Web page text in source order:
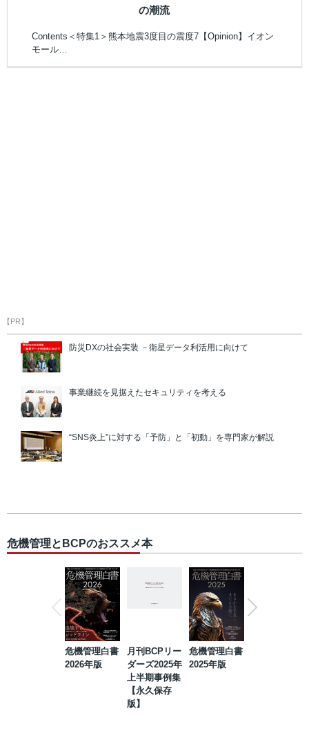
の潮流
Contents＜特集1＞熊本地震3度目の震度7【Opinion】イオン
モール…
【PR】
防災DXの社会実装 －衛星データ利活用に向けて
事業継続を見据えたセキュリティを考える
“SNS炎上”に対する「予防」と「初動」を専門家が解説
危機管理とBCPのおススメ本
危機管理白書
2026年版
月刊BCPリー
ダーズ2025年
上半期事例集
【永久保存
版】
危機管理白書
2025年版